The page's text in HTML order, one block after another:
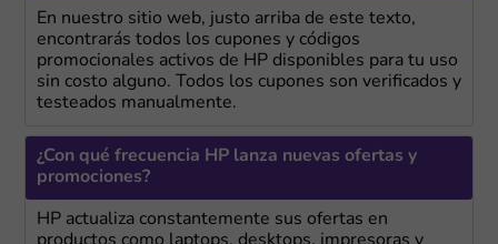
En nuestro sitio web, justo arriba de este texto,
encontrarás todos los cupones y códigos
promocionales activos de HP disponibles para tu uso
sin costo alguno. Todos los cupones son verificados y
testeados manualmente.
¿Con qué frecuencia HP lanza nuevas ofertas y
promociones?
HP actualiza constantemente sus ofertas en